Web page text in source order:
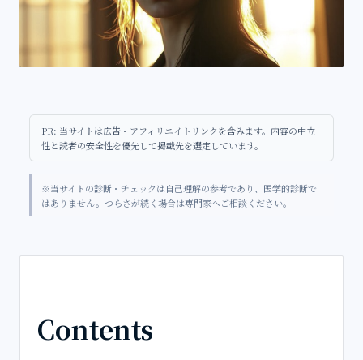
PR: 当サイトは広告・アフィリエイトリンクを含みます。内容の中立
性と読者の安全性を優先して掲載先を選定しています。
※当サイトの診断・チェックは自己理解の参考であり、医学的診断で
はありません。つらさが続く場合は専門家へご相談ください。
Contents